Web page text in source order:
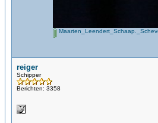
reiger
Schipper
Berichten: 3358